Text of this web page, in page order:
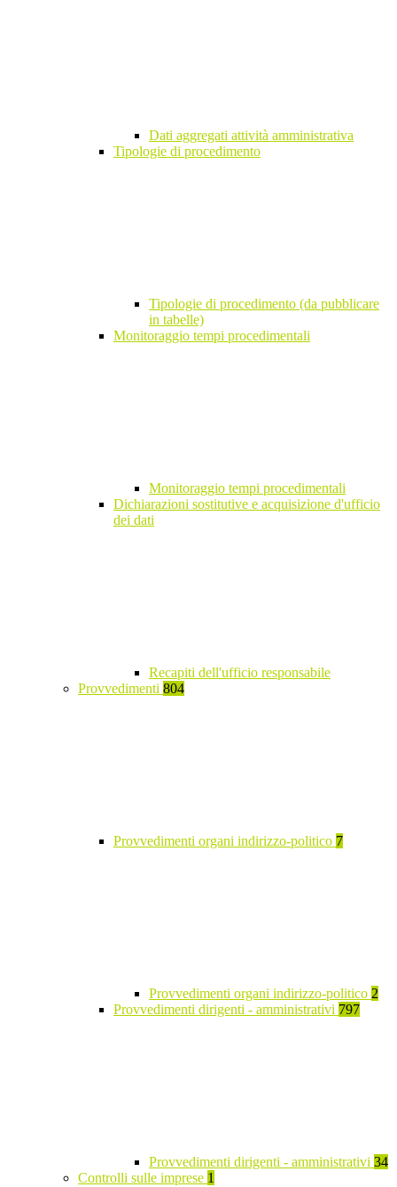
Dati aggregati attività amministrativa
Tipologie di procedimento
Tipologie di procedimento (da pubblicare
in tabelle)
Monitoraggio tempi procedimentali
Monitoraggio tempi procedimentali
Dichiarazioni sostitutive e acquisizione d'ufficio
dei dati
Recapiti dell'ufficio responsabile
Provvedimenti 804
Provvedimenti organi indirizzo-politico 7
Provvedimenti organi indirizzo-politico 2
Provvedimenti dirigenti - amministrativi 797
Provvedimenti dirigenti - amministrativi 34
Controlli sulle imprese 1